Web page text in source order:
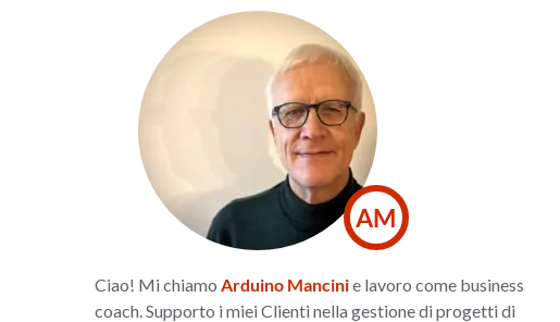
AM
Ciao! Mi chiamo Arduino Mancinie lavoro come business
coach. Supporto i miei Clienti nella gestione di progetti di